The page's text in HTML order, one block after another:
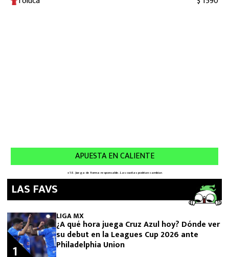
LAS FAVS
LIGA MX
¿A qué hora juega Cruz Azul hoy? Dónde ver
su debut en la Leagues Cup 2026 ante
Philadelphia Union
1